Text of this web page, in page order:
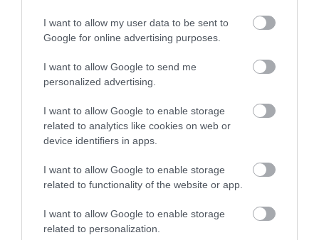
I want to allow my user data to be sent to
Google for online advertising purposes.
I want to allow Google to send me
personalized advertising.
I want to allow Google to enable storage
related to analytics like cookies on web or
device identifiers in apps.
I want to allow Google to enable storage
related to functionality of the website or app.
I want to allow Google to enable storage
related to personalization.
μέρη από το μπλε φάσμα, και γι’ αυτό
επωφελούνται από τη βελτιωμένη
αντίθεση, π.χ όταν κοιτάζουν
αντικείμενα στον ουρανό. Είναι κακό,
ωστόσο, για οποιαδήποτε
αναγνώριση χρώματος (όπως η
χιονιού.